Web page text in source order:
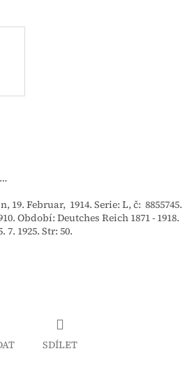
19. Februar, 1914. Serie: L, č: 8855745.
Období: Deutches Reich 1871 - 1918.
7. 1925. Str: 50.
SDÍLET